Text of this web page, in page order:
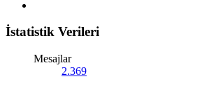
İstatistik Verileri
Mesajlar
2.369